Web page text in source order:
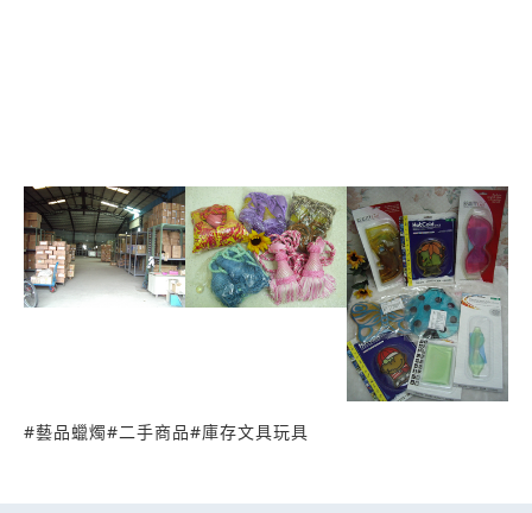
巔峰~~ ╭☆°洽詢專線 0919-078914 劉 先 生
#藝品蠟燭#二手商品#庫存文具玩具